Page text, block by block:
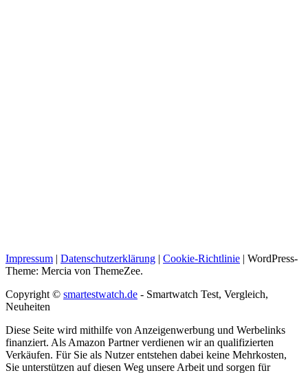
Impressum | Datenschutzerklärung | Cookie-Richtlinie | WordPress-
Theme: Mercia von ThemeZee.
Copyright © smartestwatch.de - Smartwatch Test, Vergleich,
Neuheiten
Diese Seite wird mithilfe von Anzeigenwerbung und Werbelinks
finanziert. Als Amazon Partner verdienen wir an qualifizierten
Verkäufen. Für Sie als Nutzer entstehen dabei keine Mehrkosten,
Sie unterstützen auf diesen Weg unsere Arbeit und sorgen für